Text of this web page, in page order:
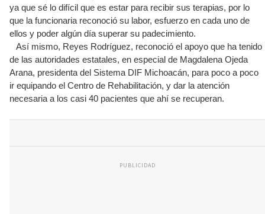
ya que sé lo difícil que es estar para recibir sus terapias, por lo
que la funcionaria reconoció su labor, esfuerzo en cada uno de
ellos y poder algún día superar su padecimiento.
Así mismo, Reyes Rodríguez, reconoció el apoyo que ha tenido
de las autoridades estatales, en especial de Magdalena Ojeda
Arana, presidenta del Sistema DIF Michoacán, para poco a poco
ir equipando el Centro de Rehabilitación, y dar la atención
necesaria a los casi 40 pacientes que ahí se recuperan.
PUBLICIDAD